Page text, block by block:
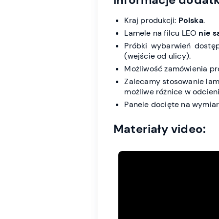
Kraj produkcji: Polska.
Lamele na filcu LEO nie
Próbki wybarwień
(wejście od ulicy).
Możliwość zamówienia
Zalecamy stosowanie
możliwe różnice w
Panele docięte na
Materiały video: